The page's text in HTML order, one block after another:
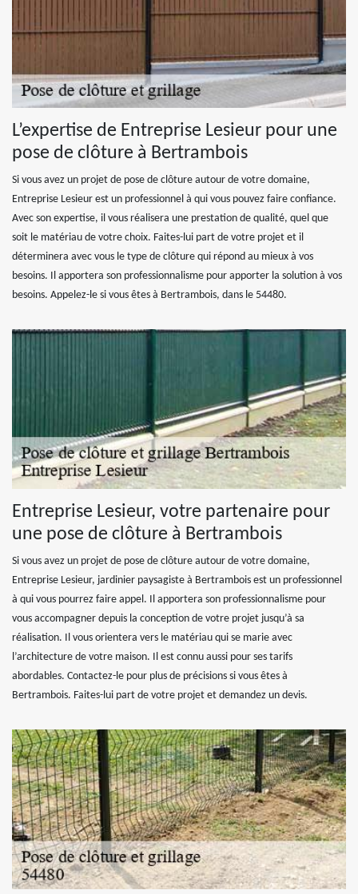
L’expertise de Entreprise Lesieur pour une
pose de clôture à Bertrambois
Si vous avez un projet de pose de clôture autour de votre domaine,
Entreprise Lesieur est un professionnel à qui vous pouvez faire confiance.
Avec son expertise, il vous réalisera une prestation de qualité, quel que
soit le matériau de votre choix. Faites-lui part de votre projet et il
déterminera avec vous le type de clôture qui répond au mieux à vos
besoins. Il apportera son professionnalisme pour apporter la solution à vos
besoins. Appelez-le si vous êtes à Bertrambois, dans le 54480.
Entreprise Lesieur, votre partenaire pour
une pose de clôture à Bertrambois
Si vous avez un projet de pose de clôture autour de votre domaine,
Entreprise Lesieur, jardinier paysagiste à Bertrambois est un professionnel
à qui vous pourrez faire appel. Il apportera son professionnalisme pour
vous accompagner depuis la conception de votre projet jusqu’à sa
réalisation. Il vous orientera vers le matériau qui se marie avec
l’architecture de votre maison. Il est connu aussi pour ses tarifs
abordables. Contactez-le pour plus de précisions si vous êtes à
Bertrambois. Faites-lui part de votre projet et demandez un devis.